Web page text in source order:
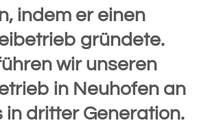
indem er einen
gründete.
wir unseren
in Neuhofen an
in dritter Generation.